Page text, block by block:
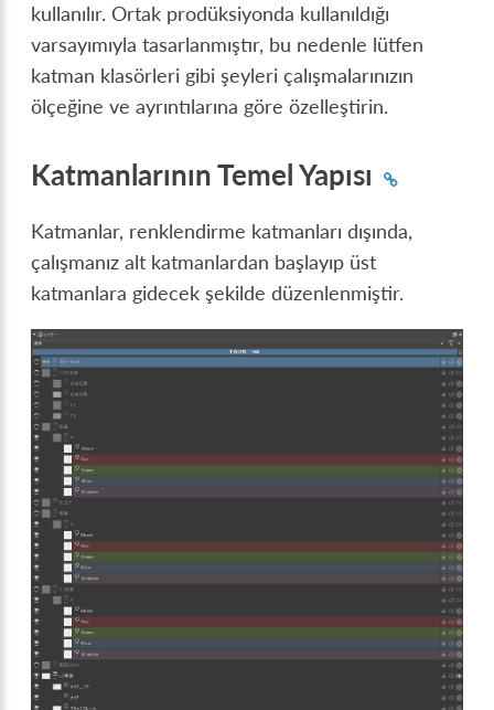
kullanılır. Ortak prodüksiyonda kullanıldığı
varsayımıyla tasarlanmıştır, bu nedenle lütfen
katman klasörleri gibi şeyleri çalışmalarınızın
ölçeğine ve ayrıntılarına göre özelleştirin.
Katmanlarının Temel Yapısı
Katmanlar, renklendirme katmanları dışında,
çalışmanız alt katmanlardan başlayıp üst
katmanlara gidecek şekilde düzenlenmiştir.